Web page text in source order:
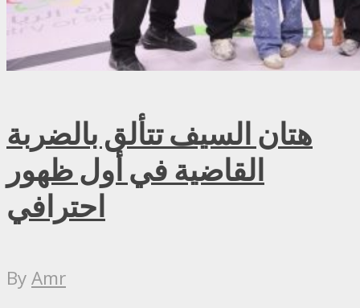
هتان السيف تتألق بالضربة
القاضية في أول ظهور
احترافي
ByAmr